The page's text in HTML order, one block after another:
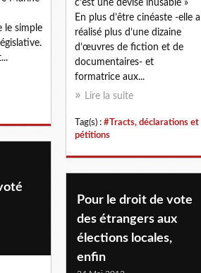
le simple
c’est une devise inusable »
En plus d’être cinéaste -elle a
réalisé plus d’une dizaine
d’œuvres de fiction et de
documentaires- et
formatrice aux...
Lire la suite
Tag(s) : #Tracts, déclarations et
pétitions
Pour le droit de vote
des étrangers aux
élections locales,
enfin